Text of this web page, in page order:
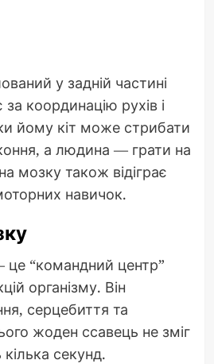
у задній частині
за координацію рухів і
йому кіт може стрибати
а людина — грати на
мозку також відіграє
навичок.
“командний центр”
організму. Він
серцебиття та
жоден ссавець не зміг
секунд.